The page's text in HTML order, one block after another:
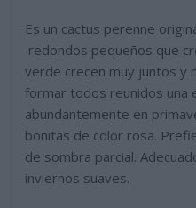
Es un cactus perenne
redondos pequeños que
verde crecen muy juntos y
formar todos reunidos una
abundantemente en
bonitas de color rosa.
de sombra parcial.
inviernos suaves.